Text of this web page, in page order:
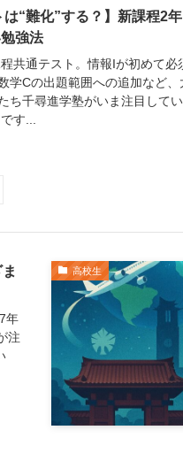
は“難化”する？】新課程2
強法
共通テスト。情報Iが初めて必
学Cの出題範囲への追加など
ち千尋進学塾がいま注目して
す...
高校生
年
注